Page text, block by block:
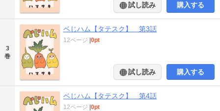
試し読み 購入する
3
巻
ベじハム【タテスク】 第3話
12ページ |0pt
試し読み 購入する
ベじハム【タテスク】 第4話
12ページ |0pt